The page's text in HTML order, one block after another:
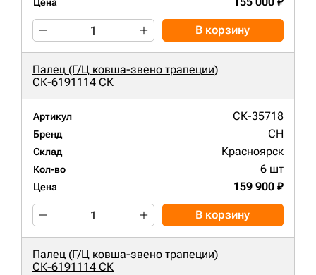
В корзину
Палец (Г/Ц ковша-звено трапеции)
СК-6191114 СК
Артикул СК-35718
Бренд CH
Склад Красноярск
Кол-во 6 шт
Цена 159 900 ₽
В корзину
Палец (Г/Ц ковша-звено трапеции)
СК-6191114 СК